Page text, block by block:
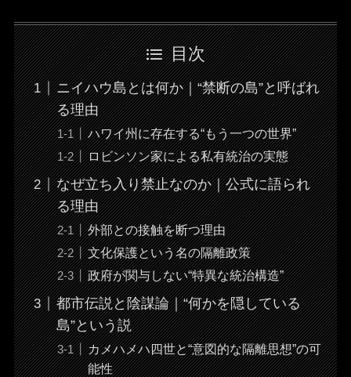
目次
ニイハウ島とは何か｜“禁断の島”と呼ばれ
る理由
ハワイ州に存在する“もう一つの世界”
ロビンソン家による私有統治の実態
なぜ立ち入り禁止なのか｜公式に語られ
る理由
外部との接触を断つ理由
文化保護という名の隔離政策
政府が関与しない“特異な統治構造”
都市伝説と陰謀論｜“何かを隠している
島”という説
カメハメハ四世と“意図的な隔離思想”の可
能性